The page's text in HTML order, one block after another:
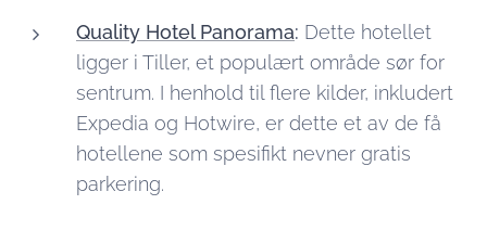
Quality Hotel Panorama: Dette hotellet
ligger i Tiller, et populært område sør for
sentrum. I henhold til flere kilder, inkludert
Expedia og Hotwire, er dette et av de få
hotellene som spesifikt nevner gratis
parkering.